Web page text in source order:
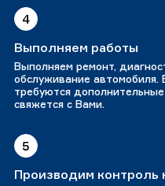
4
Выполняем работы
Выполняем ремонт,
обслуживание автомобиля.
требуются
свяжется с Вами.
5
Производим контроль